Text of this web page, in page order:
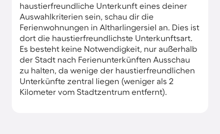
haustierfreundliche Unterkunft eines deiner
Auswahlkriterien sein, schau dir die
Ferienwohnungen in Altharlingersiel an. Dies ist
dort die haustierfreundlichste Unterkunftsart.
Es besteht keine Notwendigkeit, nur außerhalb
der Stadt nach Ferienunterkünften Ausschau
zu halten, da wenige der haustierfreundlichen
Unterkünfte zentral liegen (weniger als 2
Kilometer vom Stadtzentrum entfernt).